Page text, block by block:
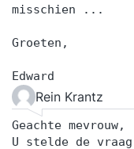
misschien ...
Groeten,
Edward
Rein Krantz
Geachte mevrouw,
U stelde de